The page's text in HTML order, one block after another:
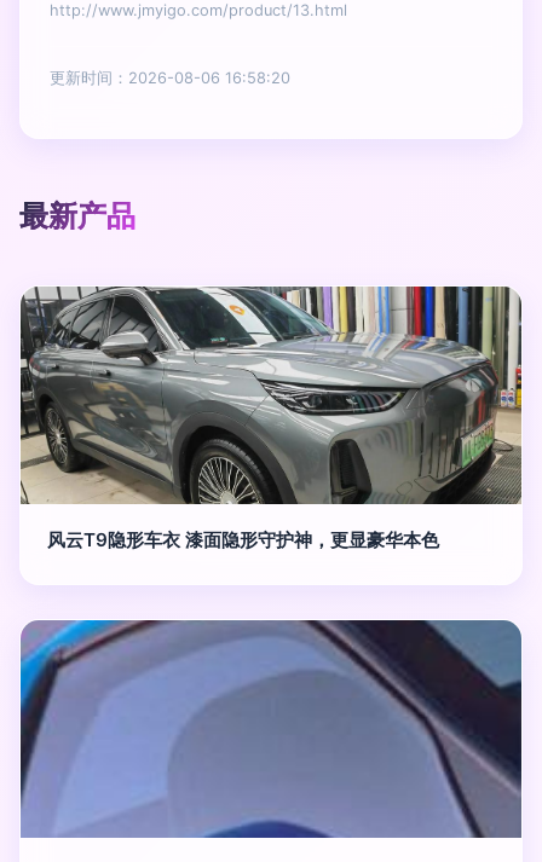
http://www.jmyigo.com/product/13.html
更新时间：2026-08-06 16:58:20
最新产品
风云T9隐形车衣 漆面隐形守护神，更显豪华本色